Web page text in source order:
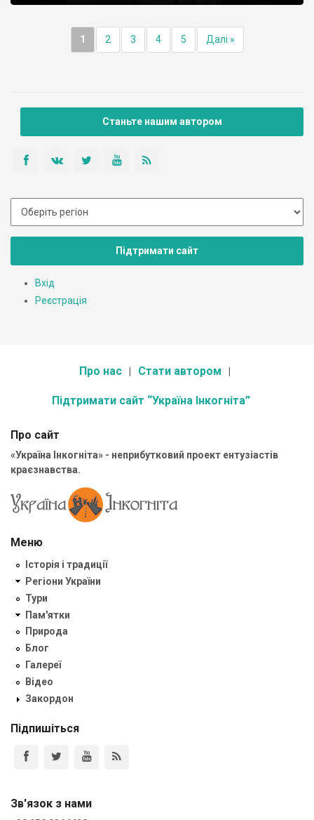
1 2 3 4 5 Далі »
Станьте нашим автором
Підтримати сайт
Вхід
Реєстрація
Про нас Стати автором
Підтримати сайт “Україна Інкогніта”
Про сайт
«Україна Інкогніта» - неприбутковий проект ентузіастів
краєзнавства.
Меню
Історія і традиції
Регіони України
Тури
Пам'ятки
Природа
Блог
Галереї
Відео
Закордон
Підпишіться
Зв'язок з нами